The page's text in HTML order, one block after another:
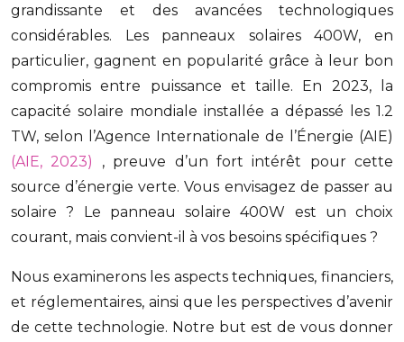
grandissante et des avancées technologiques
considérables. Les panneaux solaires 400W, en
particulier, gagnent en popularité grâce à leur bon
compromis entre puissance et taille. En 2023, la
capacité solaire mondiale installée a dépassé les 1.2
TW, selon l’Agence Internationale de l’Énergie (AIE)
(AIE, 2023) , preuve d’un fort intérêt pour cette
source d’énergie verte. Vous envisagez de passer au
solaire ? Le panneau solaire 400W est un choix
courant, mais convient-il à vos besoins spécifiques ?
Nous examinerons les aspects techniques, financiers,
et réglementaires, ainsi que les perspectives d’avenir
de cette technologie. Notre but est de vous donner